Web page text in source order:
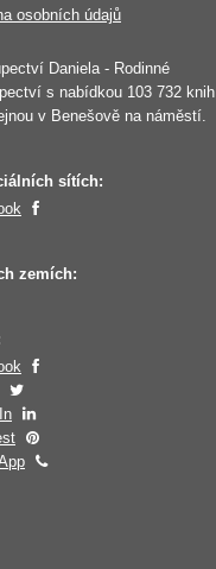
osobních údajů
Daniela - Rodinné
s nabídkou 103 732 knih
v Benešově na náměstí.
sítích:
zemích: